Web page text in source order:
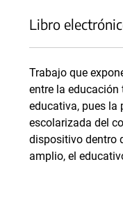
Libro
Trabajo que
entre la
educativa, pues la
escolarizada del
dispositivo dentro
amplio, el